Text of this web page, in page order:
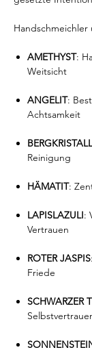
AMETHYST:
Weitsicht
ANGELIT:
Achtsamkeit
BERGKRISTALL
Reinigung
HÄMATIT:
LAPISLAZULI:
Vertrauen
ROTER JASPIS
Friede
SCHWARZER